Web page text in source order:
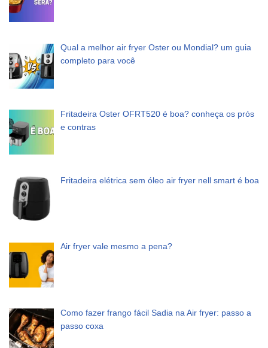
Qual a melhor air fryer Oster ou Mondial? um guia
completo para você
Fritadeira Oster OFRT520 é boa? conheça os prós
e contras
Fritadeira elétrica sem óleo air fryer nell smart é boa
Air fryer vale mesmo a pena?
Como fazer frango fácil Sadia na Air fryer: passo a
passo coxa